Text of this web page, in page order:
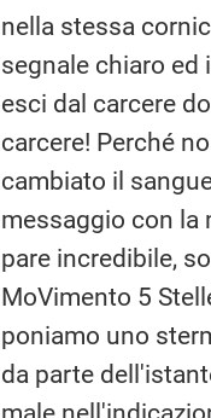
nella stessa
segnale chiaro ed
esci dal carcere
carcere! Perché
cambiato il
messaggio con la
pare incredibile,
MoVimento 5
poniamo uno
da parte